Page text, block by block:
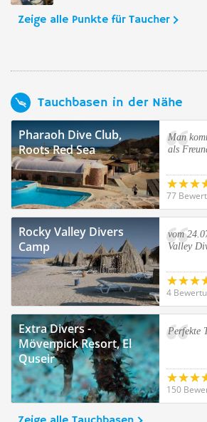
Zeige alle Punkte für Taucher
Tauchbasen in der Nähe
Pharaoh Dive Club,
Roots Red Sea
Man
als
77
Rocky Valley Divers
Camp
vom
Valley
4
Extra Divers -
Mövenpick Resort, El
Quseir
Perfekte
150